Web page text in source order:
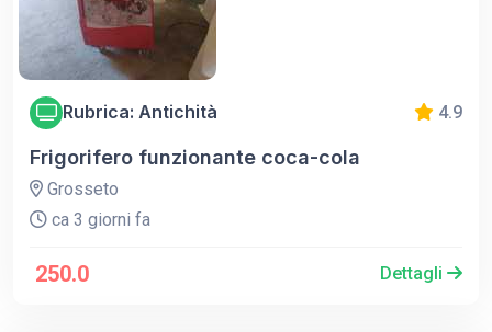
Rubrica: Antichità 4.9
Frigorifero funzionante coca-cola
Grosseto
ca 3 giorni fa
250.0 Dettagli